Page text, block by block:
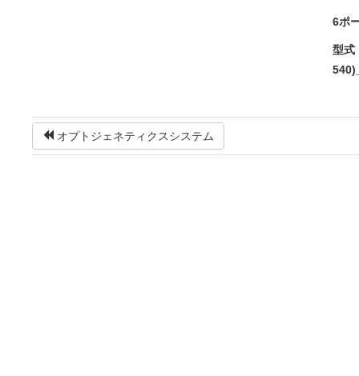
6ポ
型式
オプトジェネティクスシステム